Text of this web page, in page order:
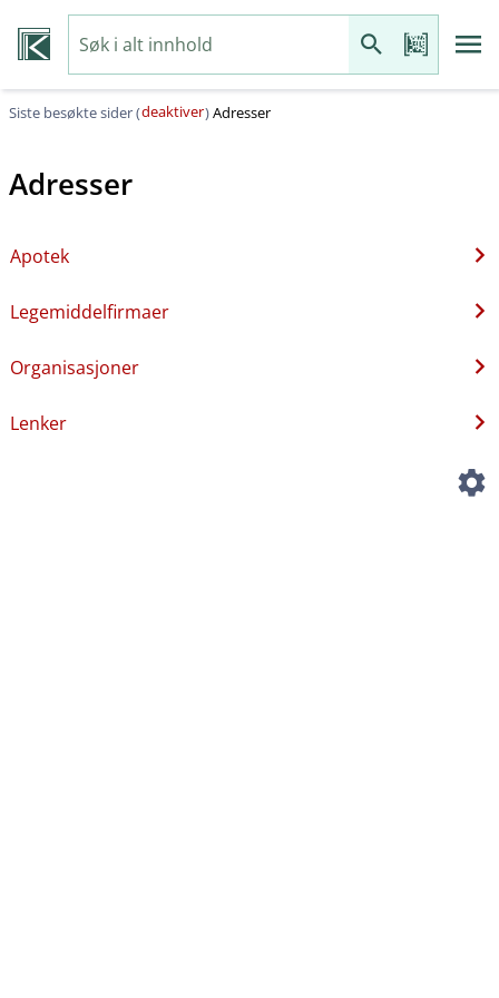
Siste besøkte sider (deaktiver)Adresser
Adresser
Apotek
Legemiddelfirmaer
Organisasjoner
Lenker